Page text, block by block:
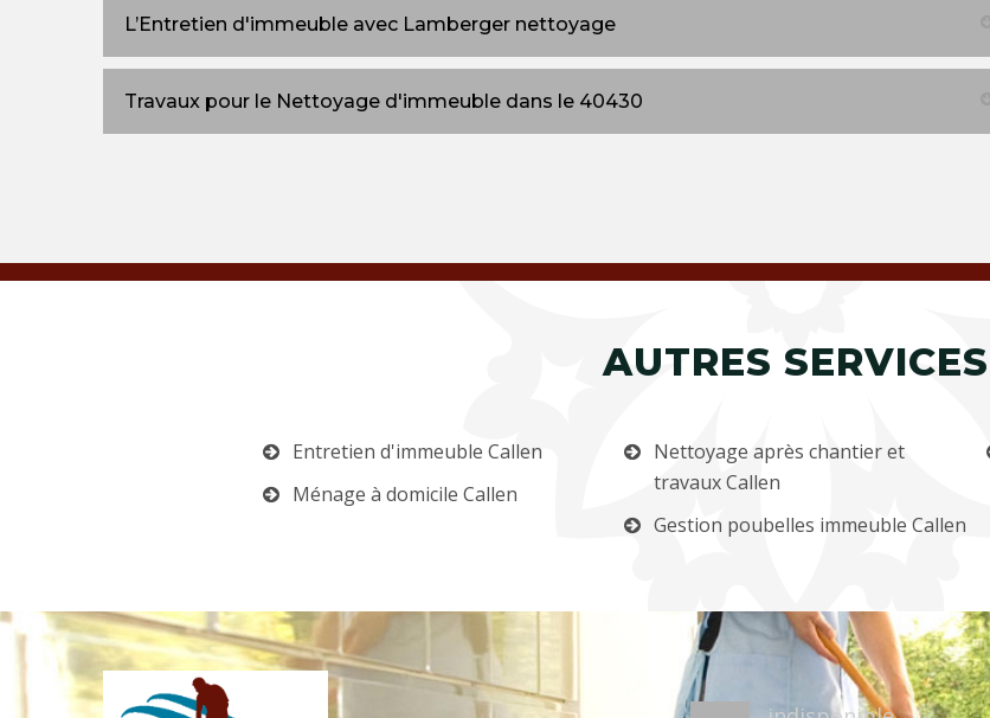
L’Entretien d'immeuble avec Lamberger nettoyage
Travaux pour le Nettoyage d'immeuble dans le 40430
AUTRES SERVICES
Entretien d'immeuble Callen
Ménage à domicile Callen
Nettoyage après chantier et
travaux Callen
Gestion poubelles immeuble Callen